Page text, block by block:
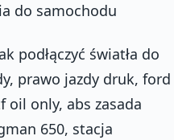
do samochodu
podłączyć światła do
prawo jazdy druk, ford
only, abs zasada
650, stacja